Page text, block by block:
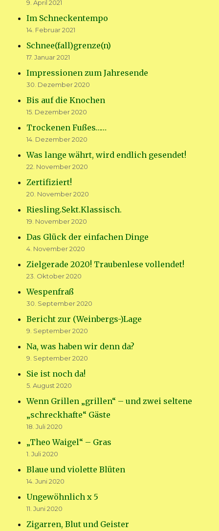
9. April 2021
Im Schneckentempo
14. Februar 2021
Schnee(fall)grenze(n)
17. Januar 2021
Impressionen zum Jahresende
30. Dezember 2020
Bis auf die Knochen
15. Dezember 2020
Trockenen Fußes……
14. Dezember 2020
Was lange währt, wird endlich gesendet!
22. November 2020
Zertifiziert!
20. November 2020
Riesling.Sekt.Klassisch.
19. November 2020
Das Glück der einfachen Dinge
4. November 2020
Zielgerade 2020! Traubenlese vollendet!
23. Oktober 2020
Wespenfraß
30. September 2020
Bericht zur (Weinbergs-)Lage
9. September 2020
Na, was haben wir denn da?
9. September 2020
Sie ist noch da!
5. August 2020
Wenn Grillen „grillen“ – und zwei seltene
„schreckhafte“ Gäste
18. Juli 2020
„Theo Waigel“ – Gras
1. Juli 2020
Blaue und violette Blüten
14. Juni 2020
Ungewöhnlich x 5
11. Juni 2020
Zigarren, Blut und Geister